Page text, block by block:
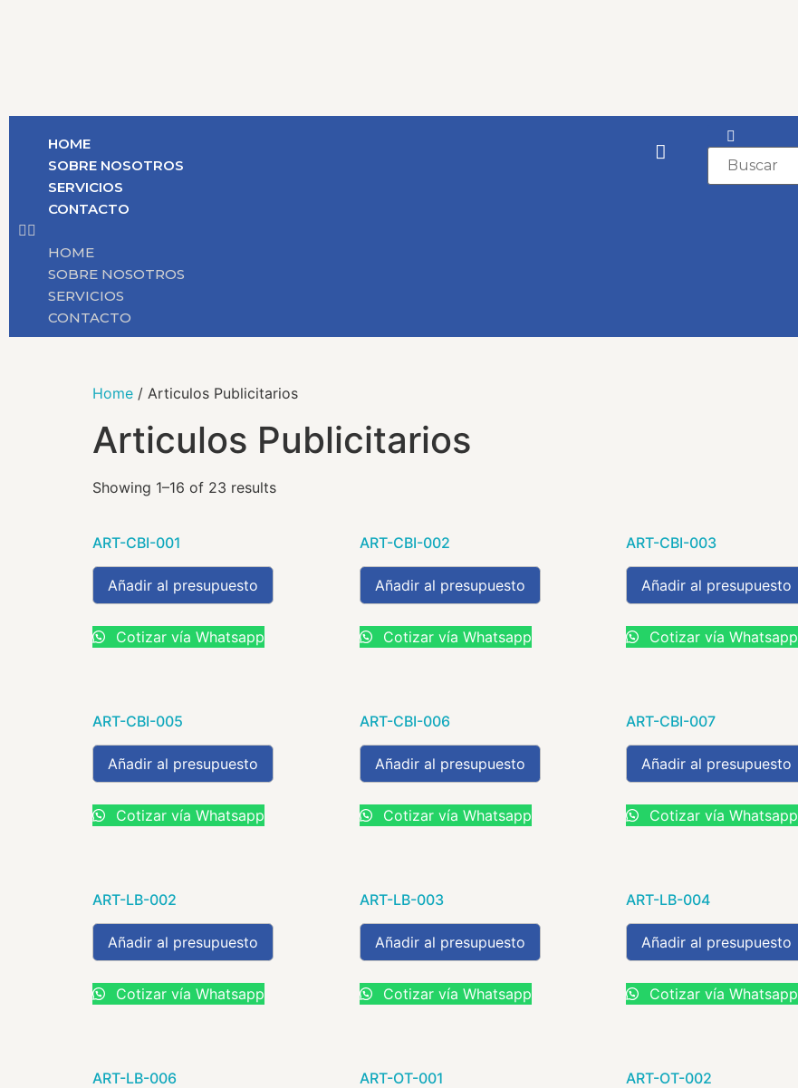
HOME
SOBRE NOSOTROS
SERVICIOS
CONTACTO
HOME
SOBRE NOSOTROS
SERVICIOS
CONTACTO
Home / Articulos Publicitarios
Articulos Publicitarios
Showing 1–16 of 23 results
ART-CBI-001
Añadir al presupuesto
Cotizar vía Whatsapp
ART-CBI-002
Añadir al presupuesto
Cotizar vía Whatsapp
ART-CBI-003
Añadir al presupuesto
Cotizar vía Whatsapp
ART-CBI-005
Añadir al presupuesto
Cotizar vía Whatsapp
ART-CBI-006
Añadir al presupuesto
Cotizar vía Whatsapp
ART-CBI-007
Añadir al presupuesto
Cotizar vía Whatsapp
ART-LB-002
Añadir al presupuesto
Cotizar vía Whatsapp
ART-LB-003
Añadir al presupuesto
Cotizar vía Whatsapp
ART-LB-004
Añadir al presupuesto
Cotizar vía Whatsapp
ART-LB-006 ART-OT-001 ART-OT-002